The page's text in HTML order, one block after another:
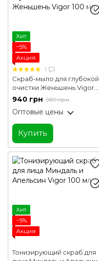
Хит
−5%
Акция
1
Скраб-мыло для глубокой
очистки Женьшень Vigor
100 мл
940 грн 989 грн
Оптовые цены
Купить
Хит
−5%
Акция
Тонизирующий скраб для